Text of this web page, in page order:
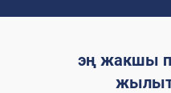
эң жакшы